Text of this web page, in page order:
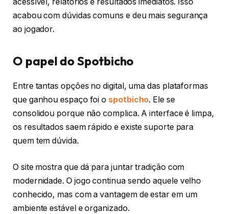
acabou com dúvidas comuns e deu mais segurança
ao jogador.
O papel do Spotbicho
Entre tantas opções no digital, uma das plataformas
que ganhou espaço foi o spotbicho. Ele se
consolidou porque não complica. A interface é limpa,
os resultados saem rápido e existe suporte para
quem tem dúvida.
O site mostra que dá para juntar tradição com
modernidade. O jogo continua sendo aquele velho
conhecido, mas com a vantagem de estar em um
ambiente estável e organizado.